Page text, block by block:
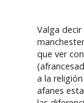
Valga
que ver
a la
afanes